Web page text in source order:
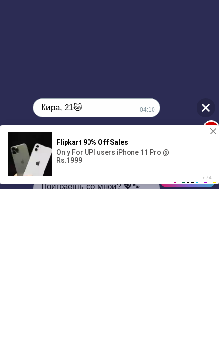
01/07
00:00
Кира, 21🐱 04:10
Поиграешь со мной? 💖🐾
1